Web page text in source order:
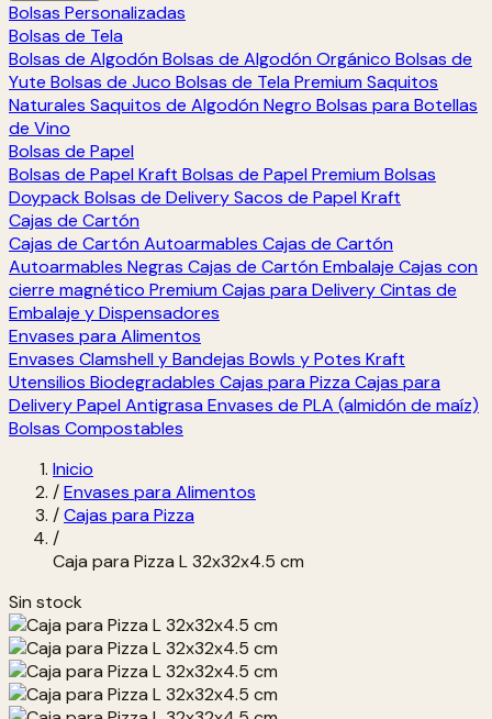
Bolsas Personalizadas
Bolsas de Tela
Bolsas de Algodón Bolsas de Algodón Orgánico Bolsas de
Yute Bolsas de Juco Bolsas de Tela Premium Saquitos
Naturales Saquitos de Algodón Negro Bolsas para Botellas
de Vino
Bolsas de Papel
Bolsas de Papel Kraft Bolsas de Papel Premium Bolsas
DoypackBolsas de DeliverySacos de Papel Kraft
Cajas de Cartón
Cajas de Cartón Autoarmables Cajas de Cartón
Autoarmables Negras Cajas de Cartón Embalaje Cajas con
cierre magnético Premium Cajas para DeliveryCintas de
Embalaje y Dispensadores
Envases para Alimentos
Envases Clamshell y Bandejas Bowls y Potes Kraft
Utensilios Biodegradables Cajas para Pizza Cajas para
DeliveryPapel Antigrasa Envases de PLA (almidón de maíz)
Bolsas Compostables
Inicio
/Envases para Alimentos
/Cajas para Pizza
/
Caja para Pizza L 32x32x4.5 cm
Sin stock